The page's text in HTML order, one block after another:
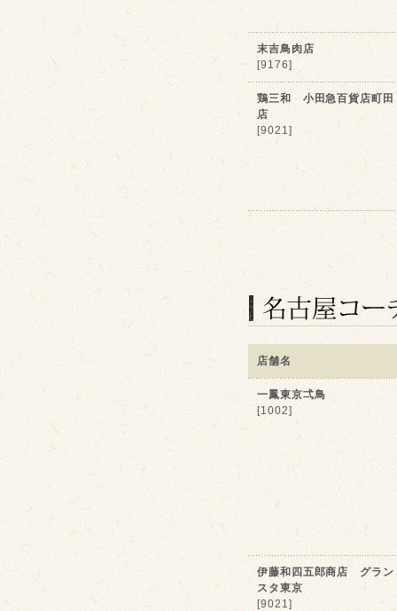
末吉鳥肉店
[9176]
鶏三和 小田急百貨店町田
店
[9021]
店舗名
一鳳東京弌鳥
[1002]
伊藤和四五郎商店 グラン
スタ東京
[9021]